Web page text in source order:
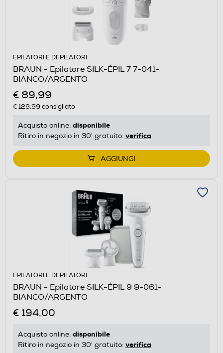
EPILATORI E DEPILATORI
BRAUN - Epilatore SILK-ÉPIL 7 7-041-
BIANCO/ARGENTO
€ 89,99
€ 129,99 consigliato
Acquisto online: disponibile
Ritiro in negozio in 30' gratuito: verifica
AGGIUNGI
EPILATORI E DEPILATORI
BRAUN - Epilatore SILK-ÉPIL 9 9-061-
BIANCO/ARGENTO
€ 194,00
Acquisto online: disponibile
Ritiro in negozio in 30' gratuito: verifica